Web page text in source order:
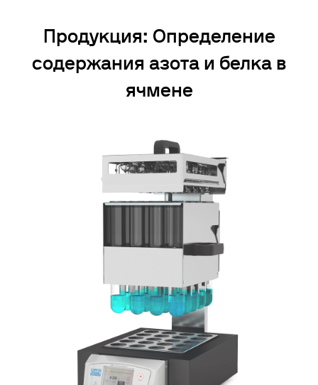
Продукция: Определение
содержания азота и белка в
ячмене